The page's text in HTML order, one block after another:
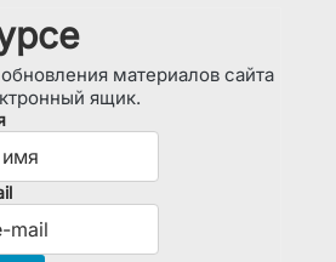
материалов сайта
ящик.